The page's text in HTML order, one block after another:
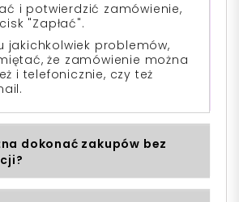
i potwierdzić zamówienie,
"Zapłać".
jakichkolwiek problemów,
że zamówienie można
i telefonicznie, czy też
dokonać zakupów bez